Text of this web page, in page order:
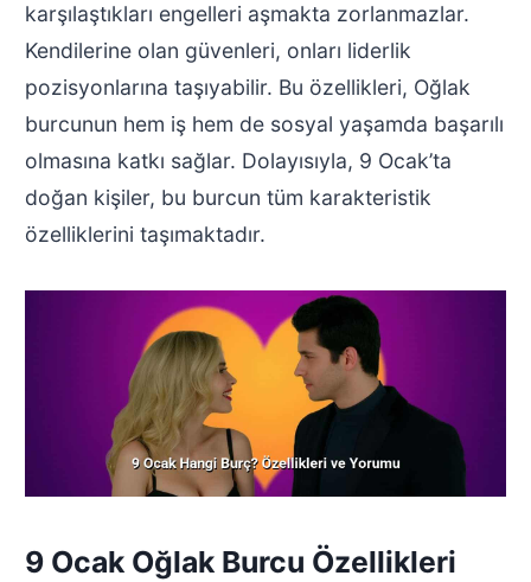
karşılaştıkları engelleri aşmakta zorlanmazlar.
Kendilerine olan güvenleri, onları liderlik
pozisyonlarına taşıyabilir. Bu özellikleri, Oğlak
burcunun hem iş hem de sosyal yaşamda başarılı
olmasına katkı sağlar. Dolayısıyla, 9 Ocak’ta
doğan kişiler, bu burcun tüm karakteristik
özelliklerini taşımaktadır.
9 Ocak Oğlak Burcu Özellikleri